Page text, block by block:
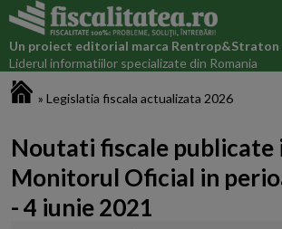
Un proiect editorial marca Rentrop&Straton
Liderul informatiilor specializate din Romania
» Legislatia fiscala actualizata 2026
Noutati fiscale publicate
Monitorul Oficial in
- 4 iunie 2021